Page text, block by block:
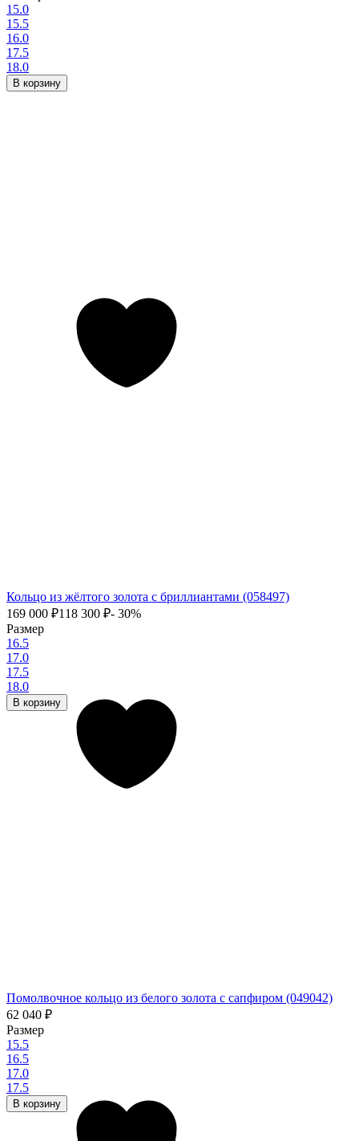
15.0
15.5
16.0
17.5
18.0
В корзину
Кольцо из жёлтого золота с бриллиантами (058497)
169 000 ₽118 300 ₽- 30%
Размер
16.5
17.0
17.5
18.0
В корзину
Помолвочное кольцо из белого золота с сапфиром (049042)
62 040 ₽
Размер
15.5
16.5
17.0
17.5
В корзину